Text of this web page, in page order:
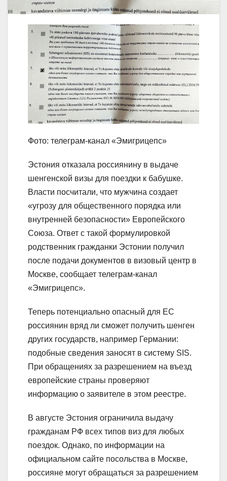
Фото: телеграм-канал «Эмигрицепс»
Эстония отказала россиянину в выдаче
шенгенской визы для поездки к бабушке.
Власти посчитали, что мужчина создает
«угрозу для общественного порядка или
внутренней безопасности» Европейского
Союза. Ответ с такой формулировкой
родственник гражданки Эстонии получил
после подачи документов в визовый центр в
Москве, сообщает телеграм-канал
«Эмигрицепс».
Теперь потенциально опасный для ЕС
россиянин вряд ли сможет получить шенген
других государств, например Германии:
подобные сведения заносят в систему SIS.
При обращениях за разрешением на въезд
европейские страны проверяют
информацию о заявителе в этом реестре.
В августе Эстония ограничила выдачу
гражданам РФ всех типов виз для любых
поездок. Однако, по информации на
официальном сайте посольства в Москве,
россияне могут обращаться за разрешением